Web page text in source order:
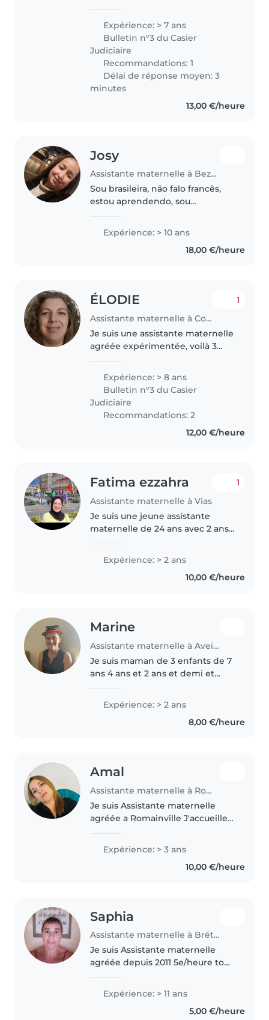
and young children. I offer
nurturing support and calm,
organised..
Expérience: > 7 ans
Bulletin n°3 du Casier
Judiciaire
Recommandations: 1
Délai de réponse moyen: 3
minutes
13,00 €/heure
Josy
Assistante maternelle à Bezons
Sou brasileira, não falo francês,
estou aprendendo, sou
tenho paciência, preciso muito
trabalhar. Só preciso de uma
oportunidade,vcs não irão se
Expérience: > 10 ans
18,00 €/heure
ÉLODIE
Assistante maternelle à Courcemain
1
Je suis une assistante maternelle
agréée expérimentée, voilà 3
domicile et 5 années en tant
qu'animatrice dans un centre
d'activité, je m'occupe des
enfants..
Expérience: > 8 ans
Bulletin n°3 du Casier
Judiciaire
Recommandations: 2
12,00 €/heure
Fatima ezzahra
Assistante maternelle à Vias
1
Je suis une jeune assistante
maternelle de 24 ans avec 2 ans
petits, des bébés et des enfants
d'âge préscolaire ,je peux
travailler avec tout les âges..
Expérience: > 2 ans
10,00 €/heure
Marine
Assistante maternelle à Aveizieux
Je suis maman de 3 enfants de 7
ans 4 ans et 2 ans et demi et
contact avec les enfants, leur
insouciance et leur joie de vivre
Expérience: > 2 ans
8,00 €/heure
Amal
Assistante maternelle à Romainville
Je suis Assistante maternelle
agréée a Romainville J'accueille
la bonne humeur et la sécurité
et bienveillance Je m'adapte..
Expérience: > 3 ans
10,00 €/heure
Saphia
Assistante maternelle à Brétigny-sur-Orge
Je suis Assistante maternelle
agréée depuis 2011 5e/heure tout
disponible pendant les vacances
scolaires ou en soirée 8e/l heure
n'hésitez pas à me contacter..
Expérience: > 11 ans
5,00 €/heure